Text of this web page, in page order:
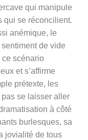
qui manipule
qui se réconcilient.
anémique, le
de vide
ce scénario
et s’affirme
prétexte, les
se laisser aller
à côté
burlesques, sa
jovialité de tous